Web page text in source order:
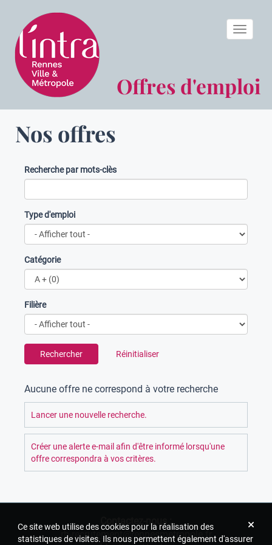
Ce site web utilise des cookies pour la réalisation des
statistiques de visites. Ils nous permettent également d'assurer
Offres d'emploi
Toggle
Nos offres
Recherche par mots-clès
Type d'emploi
Catégorie
Filière
Rechercher Réinitialiser
Aucune offre ne correspond à votre recherche
Lancer une nouvelle recherche.
Créer une alerte e-mail afin d'être informé lorsqu'une
offre correspondra à vos critères.
Contactez-nous :
rh-recrutement@rennesmetropole.fr